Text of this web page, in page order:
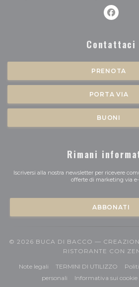
Contattaci
PRENOTA
PORTA VIA
BUONI
Rimani
Iscriversi alla nostra newsletter per ricevere
offerte di marketing via
ABBONATI
© 2026 BUCA DI BACCO —
RISTORANTE CON
Note legali((apre una nuova finestra))
TERMINI DI UTILIZZO((apre
personali((apre una nuova finestra))
Informativa sui cookie